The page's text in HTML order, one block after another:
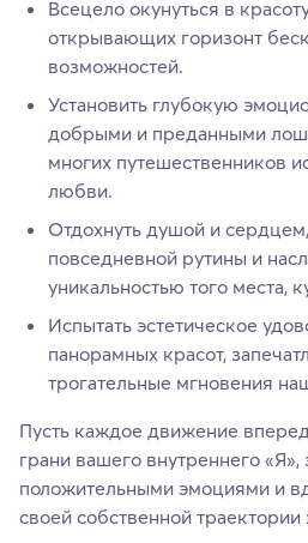
Всецело окунуться в
открывающих горизонт
возможностей.
Установить глубокую
добрыми и преданными
многих путешественников
любви.
Отдохнуть душой и
повседневной рутины и
уникальностью того места,
Испытать эстетическое
панорамных красот,
трогательные мгновения
Пусть каждое движение
грани вашего внутреннего «Я»,
положительными эмоциями и
своей собственной траектории